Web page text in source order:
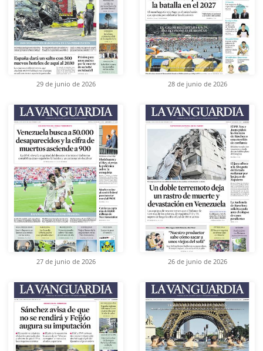
29 de junio de 2026 28 de junio de 2026
27 de junio de 2026 26 de junio de 2026